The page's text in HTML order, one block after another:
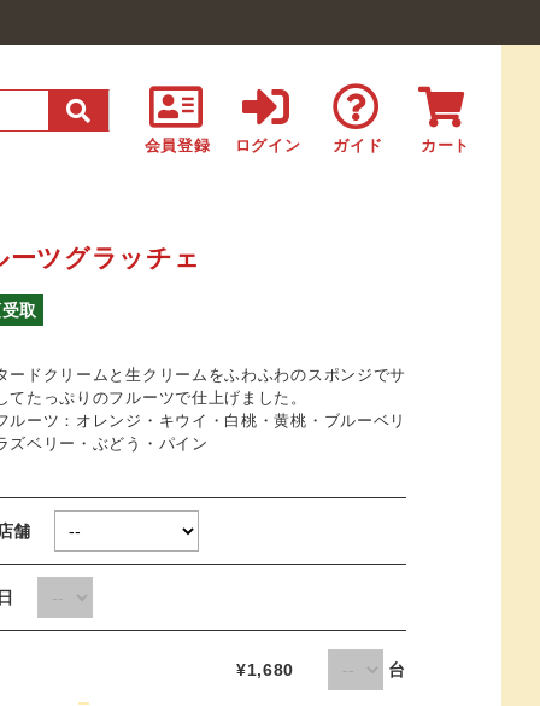
会員登録 ログイン ガイド カート
ーツグラッチェ
取
ードクリームと生クリームをふわふわのスポンジでサ
てたっぷりのフルーツで仕上げました。
ルーツ：オレンジ・キウイ・白桃・黄桃・ブルーベリ
ズベリー・ぶどう・パイン
舗
日
¥1,680 台